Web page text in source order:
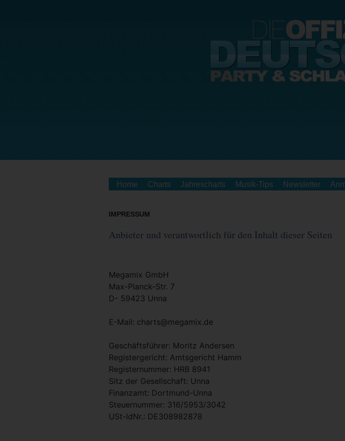
Home Charts Jahrescharts Musik-Tips Newsletter
IMPRESSUM
Anbieter und verantwortlich für den Inhalt dieser Seiten
Megamix GmbH
Max-Planck-Str. 7
D- 59423 Unna
E-Mail: charts@megamix.de
Geschäftsführer: Moritz Andersen
Registergericht: Amtsgericht Hamm
Registernummer: HRB 8941
Sitz der Gesellschaft: Unna
Finanzamt: Dortmund-Unna
Steuernummer: 316/5953/3042
USt-IdNr.: DE308982878